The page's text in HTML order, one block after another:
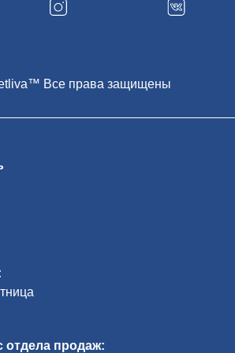
отдела продаж:
Все права защищены